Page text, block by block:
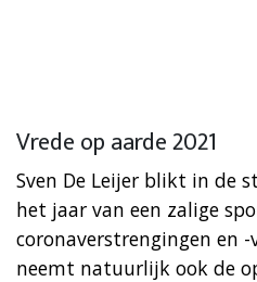
Vrede op aarde 2021
Sven De Leijer blikt in de
het jaar van een zalige
coronaverstrengingen en -
neemt natuurlijk ook de